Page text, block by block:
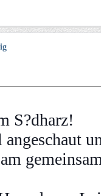
S?dharz!
angeschaut